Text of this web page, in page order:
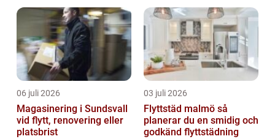
06 juli 2026
Magasinering i Sundsvall
vid flytt, renovering eller
platsbrist
03 juli 2026
Flyttstäd malmö så
planerar du en smidig och
godkänd flyttstädning